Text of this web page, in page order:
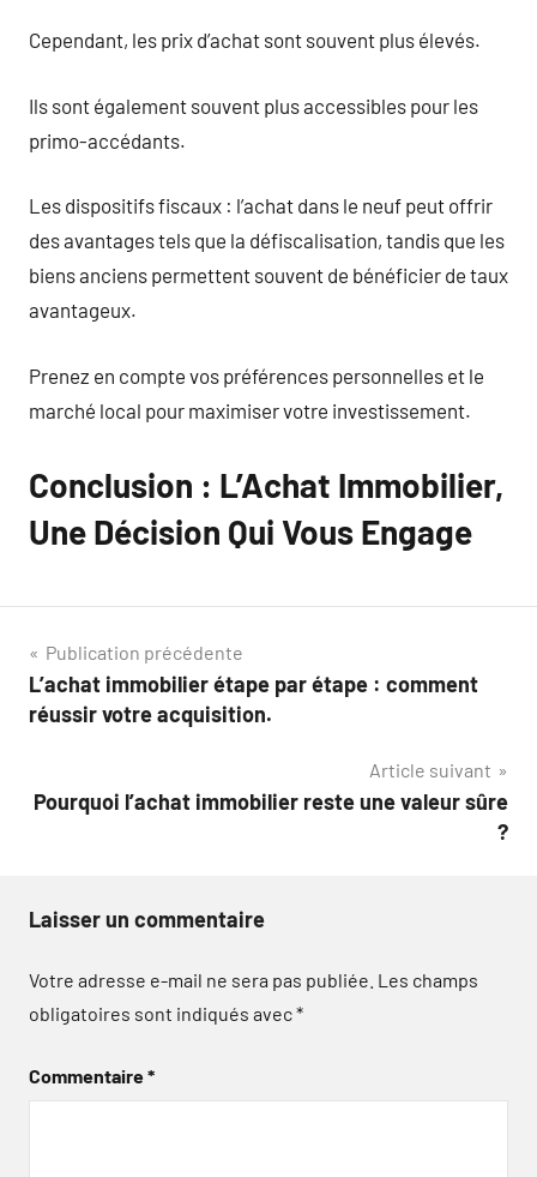
Cependant, les prix d’achat sont souvent plus élevés.
Ils sont également souvent plus accessibles pour les
primo-accédants.
Les dispositifs fiscaux : l’achat dans le neuf peut offrir
des avantages tels que la défiscalisation, tandis que les
biens anciens permettent souvent de bénéficier de taux
avantageux.
Prenez en compte vos préférences personnelles et le
marché local pour maximiser votre investissement.
Conclusion : L’Achat Immobilier,
Une Décision Qui Vous Engage
Navigation
de
Publication précédente
L’achat immobilier étape par étape : comment
réussir votre acquisition.
Article suivant
Pourquoi l’achat immobilier reste une valeur sûre
?
Laisser un commentaire
Votre adresse e-mail ne sera pas publiée. Les champs
obligatoires sont indiqués avec*
Commentaire*